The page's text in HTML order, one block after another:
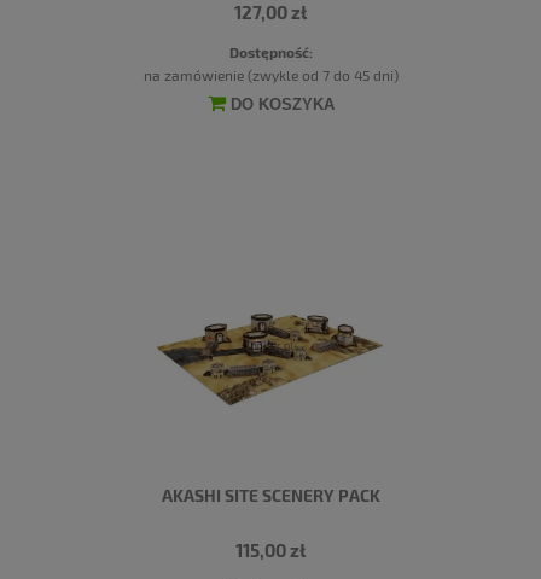
127,00 zł
Dostępność:
na zamówienie (zwykle od 7 do 45 dni)
DO KOSZYKA
AKASHI SITE SCENERY PACK
115,00 zł